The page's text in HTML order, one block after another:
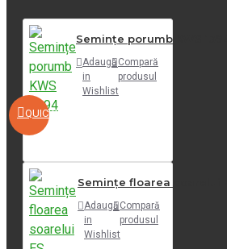
QUICKVIEW
Semințe porumb KWS 1394
Adaugă
in
Wishlist
Compară
produsul
Semințe floarea soarelui
Adaugă
in
Wishlist
Compară
produsul